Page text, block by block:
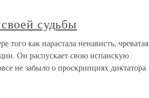
судьбы
как нарастала ненависть, чреватая
Он распускает свою испанскую
не забыло о проскрипциях диктатора